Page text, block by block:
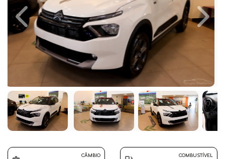
Previous Next
CÂMBIO COMBUSTÍVEL